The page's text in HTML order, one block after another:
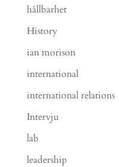
hållbarhet
History
ian morison
international
international relations
Intervju
lab
leadership